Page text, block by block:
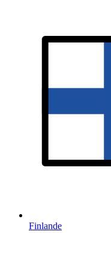
Finlande